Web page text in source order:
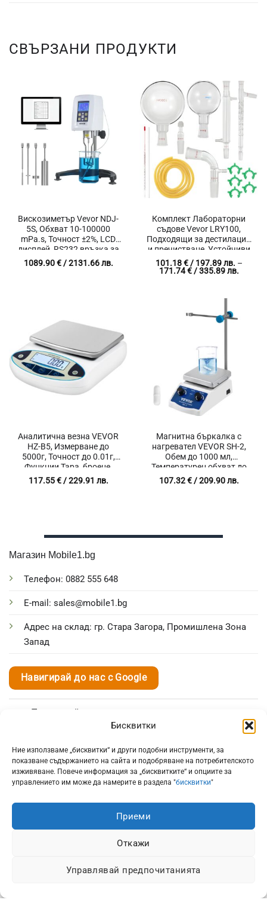
Бисквитки
Ние използваме „бисквитки“ и други подобни инструменти, за
показване съдържанието на сайта и подобряване на потребителското
изживяване. Повече информация за „бисквитките“ и опциите за
управлението им може да намерите в раздела "бисквитки"
Приеми
Откажи
Управлявай предпочитанията
СВЪРЗАНИ ПРОДУКТИ
Вискозиметър Vevor NDJ-
5S, Обхват 10-100000
mPa.s, Точност ±2%, LCD
дисплей, RS232 връзка за
прехвърляне на данни
1089.90€/ 2131.66 лв.
Комплект Лабораторни
съдове Vevor LRY100,
Подходящи за дестилация
и пречистване, Устойчиви
на висока температура до
600 °C
101.18€/ 197.89 лв. –
171.74€/ 335.89 лв.
Аналитична везна VEVOR
HZ-B5, Измерване до
5000г, Точност до 0.01г,
Функции Тара, броене,
калибрация, нулиране
117.55€/ 229.91 лв.
Магнитна бъркалка с
нагревател VEVOR SH-2,
Обем до 1000 мл,
Температурен обхват до
200℃, Mаксимална
скорост от 2000 оборота в
107.32€/ 209.90 лв.
Магазин Mobile1.bg
Телефон: 0882 555 648
E-mail: sales@mobile1.bg
Адрес на склад: гр. Стара Загора, Промишлена Зона
Запад
Навигирай до нас с Google
Пазарувай
Връзка с нас
Поръчки и доставка